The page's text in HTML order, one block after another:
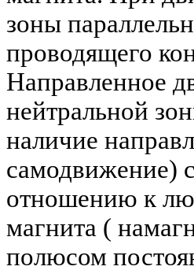
зоны
проводящего
Направленное
нейтральной
наличие
самодвижение)
отношению к
магнита (
полюсом